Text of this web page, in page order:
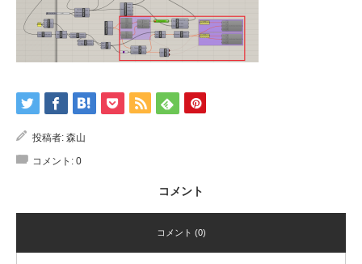
投稿者: 森山
コメント: 0
コメント
コメント (0)